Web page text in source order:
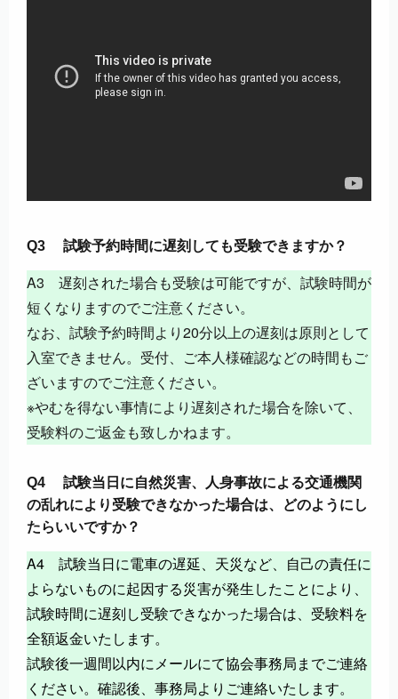
Q3 試験予約時間に遅刻しても受験できますか？
A3 遅刻された場合も受験は可能ですが、試験時間が
短くなりますのでご注意ください。
なお、試験予約時間より20分以上の遅刻は原則として
入室できません。受付、ご本人様確認などの時間もご
ざいますのでご注意ください。
※やむを得ない事情により遅刻された場合を除いて、
受験料のご返金も致しかねます。
Q4 試験当日に自然災害、人身事故による交通機関
の乱れにより受験できなかった場合は、どのようにし
たらいいですか？
A4 試験当日に電車の遅延、天災など、自己の責任に
よらないものに起因する災害が発生したことにより、
試験時間に遅刻し受験できなかった場合は、受験料を
全額返金いたします。
試験後一週間以内にメールにて協会事務局までご連絡
ください。確認後、事務局よりご連絡いたします。